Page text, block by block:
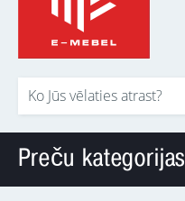
Preču kategorijas